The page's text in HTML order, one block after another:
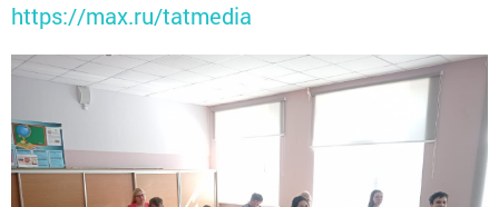
https://max.ru/tatmedia